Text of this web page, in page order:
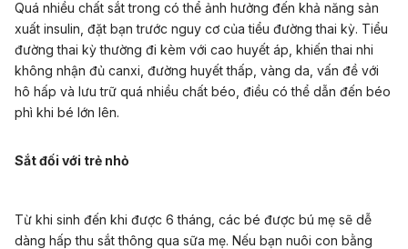
Quá nhiều chất sắt trong có thể ảnh hưởng đến khả năng sản
xuất insulin, đặt bạn trước nguy cơ của tiểu đường thai kỳ. Tiểu
đường thai kỳ thường đi kèm với cao huyết áp, khiến thai nhi
không nhận đủ canxi, đường huyết thấp, vàng da, vấn đề với
hô hấp và lưu trữ quá nhiều chất béo, điều có thể dẫn đến béo
phì khi bé lớn lên.
Sắt đối với trẻ nhỏ
Từ khi sinh đến khi được 6 tháng, các bé được bú mẹ sẽ dễ
dàng hấp thu sắt thông qua sữa mẹ. Nếu bạn nuôi con bằng